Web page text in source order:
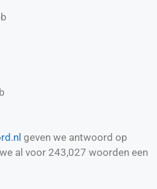
geven we antwoord op
al voor 243,027 woorden een